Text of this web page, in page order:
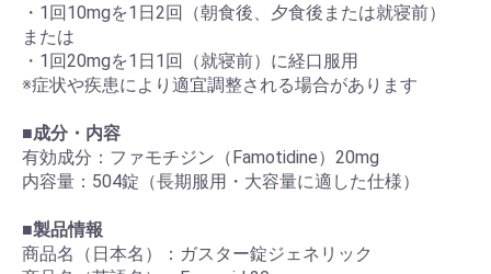
・1回10mgを1日2回（朝食後、夕食後または就寝前）
または
・1回20mgを1日1回（就寝前）に経口服用
※症状や疾患により適宜調整される場合があります
■成分・内容
有効成分：ファモチジン（Famotidine）20mg
内容量：504錠（長期服用・大容量に適した仕様）
■製品情報
商品名（日本名）：ガスター錠ジェネリック